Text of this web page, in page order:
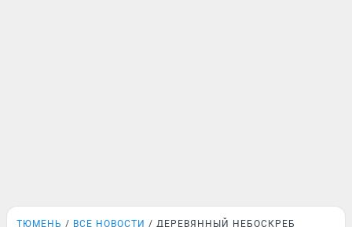
ТЮМЕНЬ ВСЕ НОВОСТИ ДЕРЕВЯННЫЙ НЕБОСКРЕБ